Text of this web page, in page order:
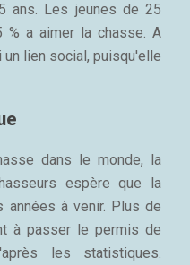
ans. Les jeunes de 25
a aimer la chasse. A
lien social, puisqu'elle
dans le monde, la
espère que la
années à venir. Plus de
à passer le permis de
les statistiques.